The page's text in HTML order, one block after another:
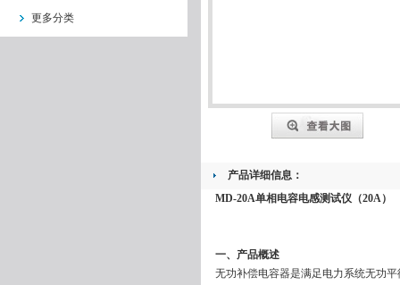
更多分类
产品详细信息：
MD-20A单相电容电感测试仪（20A）
一、产品概述
无功补偿电容器是满足电力系统无功